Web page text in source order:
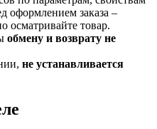
оформлением заказа –
осматривайте товар.
обмену и возврату не
не устанавливается